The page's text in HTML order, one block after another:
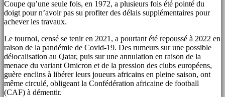
Coupe qu’une seule fois, en 1972, a plusieurs fois été pointé du
doigt pour n’avoir pas su profiter des délais supplémentaires pour
achever les travaux.
Le tournoi, censé se tenir en 2021, a pourtant été repoussé à 2022 en
raison de la pandémie de Covid-19. Des rumeurs sur une possible
délocalisation au Qatar, puis sur une annulation en raison de la
menace du variant Omicron et de la pression des clubs européens,
guère enclins à libérer leurs joueurs africains en pleine saison, ont
même circulé, obligeant la Confédération africaine de football
(CAF) à démentir.